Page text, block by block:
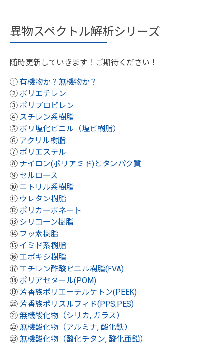
異物スペクトル解析シリーズ
随時更新していきます！ご期待ください！
① 有機物か？無機物か？
② ポリエチレン
③ ポリプロピレン
④ スチレン系樹脂
⑤ ポリ塩化ビニル（塩ビ樹脂）
⑥ アクリル樹脂
⑦ ポリエステル
⑧ ナイロン(ポリアミド)とタンパク質
⑨ セルロース
⑩ ニトリル系樹脂
⑪ ウレタン樹脂
⑫ ポリカーボネート
⑬ シリコーン樹脂
⑭ フッ素樹脂
⑮ イミド系樹脂
⑯ エポキシ樹脂
⑰ エチレン酢酸ビニル樹脂(EVA)
⑱ ポリアセタール(POM)
⑲ 芳香族ポリエーテルケトン(PEEK)
⑳ 芳香族ポリスルフィド(PPS,PES)
㉑ 無機酸化物（シリカ, ガラス）
㉒ 無機酸化物（アルミナ, 酸化鉄）
㉓ 無機酸化物（酸化チタン, 酸化亜鉛）